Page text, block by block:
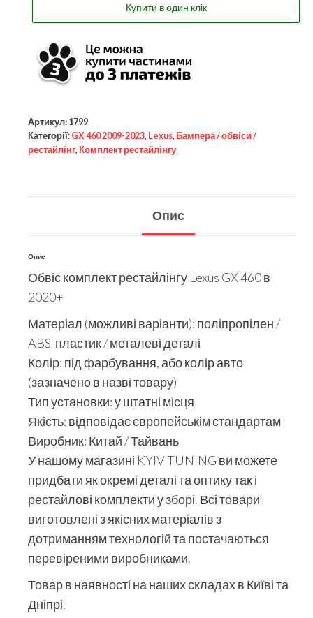
Купити в один клік
Артикул: 1799
Категорії: GX 460 2009-2023, Lexus, Бампера / обвіси /
рестайлінг, Комплект рестайлінгу
Опис
Опис
Обвіс комплект рестайлінгу Lexus GX 460 в
2020+
Матеріал (можливі варіанти): поліпропілен /
ABS-пластик / металеві деталі
Колір: під фарбування, або колір авто
(зазначено в назві товару)
Тип установки: у штатні місця
Якість: відповідає європейськім стандартам
Виробник: Китай / Тайвань
У нашому магазині KYIV TUNING ви можете
придбати як окремі деталі та оптику так і
рестайлові комплекти у зборі. Всі товари
виготовлені з якісних матеріалів з
дотриманням технологій та постачаються
перевіреними виробниками.
Товар в наявності на наших складах в Київі та
Дніпрі.